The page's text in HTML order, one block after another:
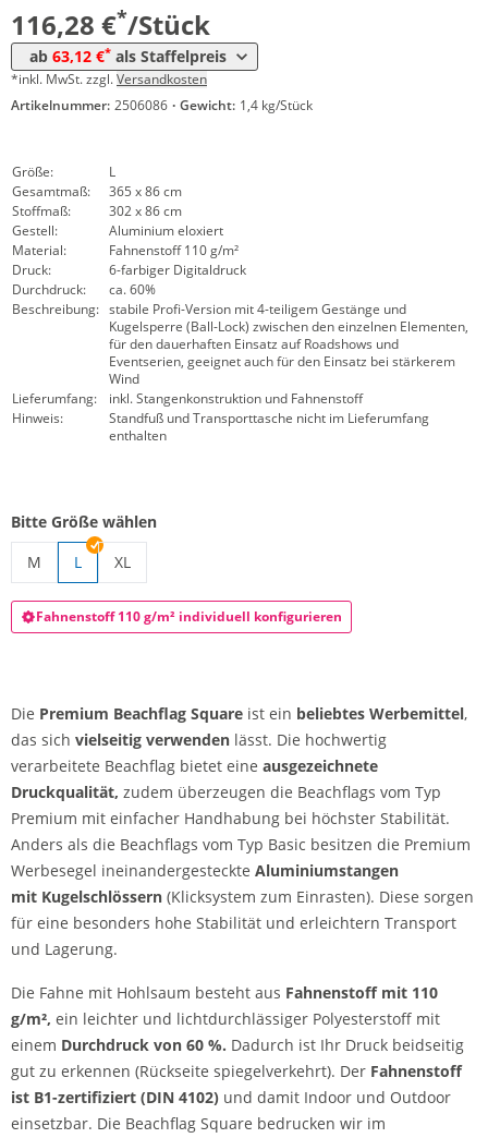
116,28 €*/Stück
ab 63,12 €* als Staffelpreis
*inkl. MwSt. zzgl.Versandkosten
Artikelnummer: 2506086 · Gewicht: 1,4 kg/Stück
Größe:
L
Gesamtmaß:
365 x 86 cm
Stoffmaß:
302 x 86 cm
Gestell:
Aluminium eloxiert
Material:
Fahnenstoff 110 g/m²
Druck:
6-farbiger Digitaldruck
Durchdruck:
ca. 60%
Beschreibung: stabile Profi-Version mit 4-teiligem Gestänge und
Kugelsperre (Ball-Lock) zwischen den einzelnen Elementen,
für den dauerhaften Einsatz auf Roadshows und
Eventserien, geeignet auch für den Einsatz bei stärkerem
Wind
Lieferumfang:
inkl. Stangenkonstruktion und Fahnenstoff
Hinweis:
Standfuß und Transporttasche nicht im Lieferumfang
enthalten
Bitte Größe wählen
M
L
XL
Fahnenstoff 110 g/m² individuell konfigurieren
Die Premium Beachflag Square ist ein beliebtes Werbemittel,
das sich vielseitig verwenden lässt. Die hochwertig
verarbeitete Beachflag bietet eine ausgezeichnete
Druckqualität, zudem überzeugen die Beachflags vom Typ
Premium mit einfacher Handhabung bei höchster Stabilität.
Anders als die Beachflags vom Typ Basic besitzen die Premium
Werbesegel ineinandergesteckte Aluminiumstangen
mit Kugelschlössern (Klicksystem zum Einrasten). Diese sorgen
für eine besonders hohe Stabilität und erleichtern Transport
und Lagerung.
Die Fahne mit Hohlsaum besteht aus Fahnenstoff mit 110
g/m², ein leichter und lichtdurchlässiger Polyesterstoff mit
einem Durchdruck von 60 %. Dadurch ist Ihr Druck beidseitig
gut zu erkennen (Rückseite spiegelverkehrt). Der Fahnenstoff
ist B1-zertifiziert (DIN 4102) und damit Indoor und Outdoor
einsetzbar. Die Beachflag Square bedrucken wir im